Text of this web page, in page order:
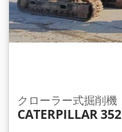
クローラー式掘削機
CATERPILLAR